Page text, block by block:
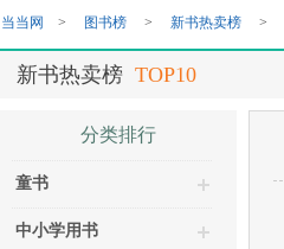
加
当当网 > 图书榜 > 新书热卖榜 >
新书热卖榜 TOP10
分类排行
童书
中小学用书